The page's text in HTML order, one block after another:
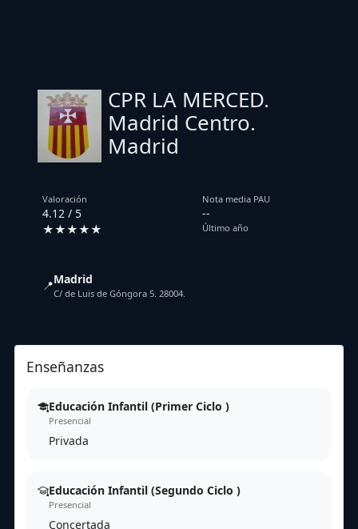
CPR LA MERCED.
Madrid Centro.
Madrid
Valoración
4.12 / 5
★★★★★
Nota media PAU
--
Último año
📍Madrid
C/ de Luis de Góngora 5. 28004.
Enseñanzas
Educación Infantil (Primer Ciclo )
Presencial
Privada
Educación Infantil (Segundo Ciclo )
Presencial
Concertada